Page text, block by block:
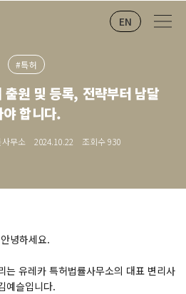
EN
#특허
출원 및 등록, 전략부터 남달
야 합니다.
무소 2024.10.22 조회수930
안녕하세요.
는 유레카 특허법률사무소의 대표 변리사
예슬입니다.